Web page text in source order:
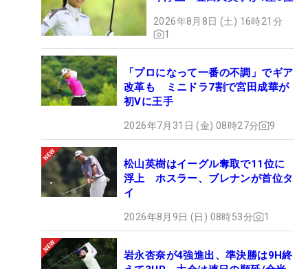
2026年8月8日 (土) 16時21分
1
「プロになって一番の不調」でギア
改革も ミニドラ7割で宮田成華が
初Vに王手
2026年7月31日 (金) 08時27分 9
松山英樹はイーグル奪取で11位に
浮上 ホスラー、ブレナンが首位タ
イ
2026年8月9日 (日) 08時53分 1
岩永杏奈が4強進出、準決勝は9H終